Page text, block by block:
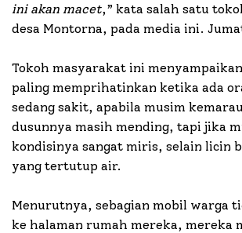
ini akan macet,” kata salah satu
desa Montorna, pada media ini.
Tokoh masyarakat ini
paling memprihatinkan ketika ada
sedang sakit, apabila musim
dusunnya masih mending, tapi jika
kondisinya sangat miris, selain licin
yang tertutup air.
Menurutnya, sebagian mobil warga
ke halaman rumah mereka, mereka